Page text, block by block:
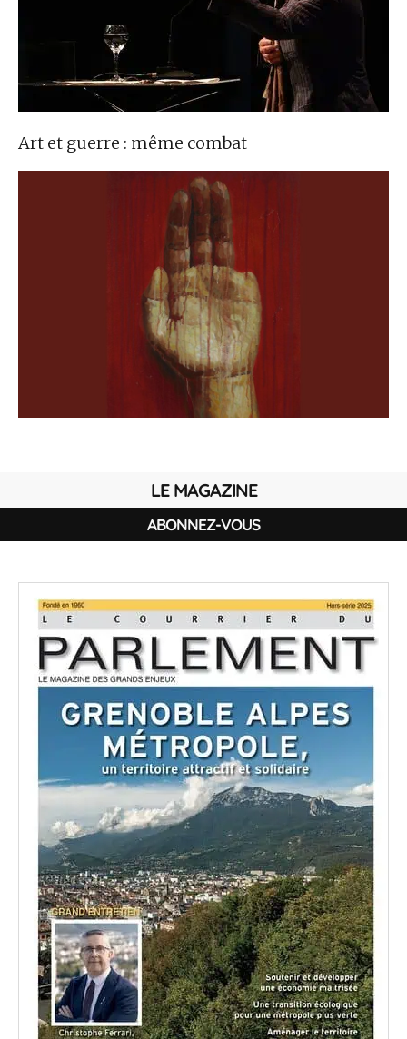
Art et guerre : même combat
LE MAGAZINE
ABONNEZ-VOUS